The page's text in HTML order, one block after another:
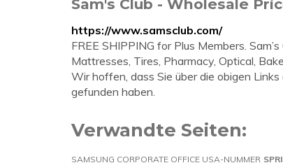
Sam's Club - Wholesale
https://www.samsclub.com/
FREE SHIPPING for Plus Members.
Mattresses, Tires, Pharmacy, Optical,
Wir hoffen, dass Sie über die obigen
gefunden haben.
Verwandte Seiten:
SAMSUNG CORPORATE OFFICE USA-NUMMER